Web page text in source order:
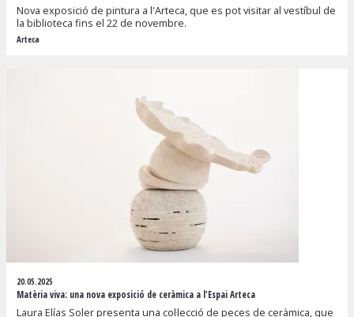
Nova exposició de pintura a l'Arteca, que es pot visitar al vestíbul de
la biblioteca fins el 22 de novembre.
Arteca
20.05.2025
Matèria viva: una nova exposició de ceràmica a l'Espai Arteca
Laura Elías Soler presenta una col·lecció de peces de ceràmica, que